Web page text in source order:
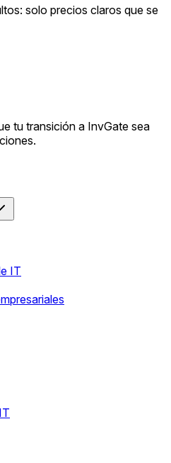
solo precios claros que se
tu transición a InvGate sea
IT